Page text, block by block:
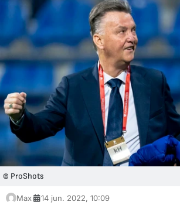
© ProShots
Max 14 jun. 2022, 10:09